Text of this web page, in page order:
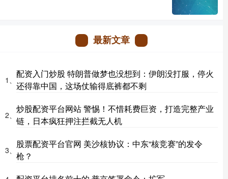
最新文章
1、
配资入门炒股 特朗普做梦也没想到：伊朗没打服，停火
还得靠中国，这场仗输得底裤都不剩
2、
炒股配资平台网站 警惕！不惜耗费巨资，打造完整产业
链，日本疯狂押注拦截无人机
3、
股票配资平台官网 美沙核协议：中东“核竞赛”的发令
枪？